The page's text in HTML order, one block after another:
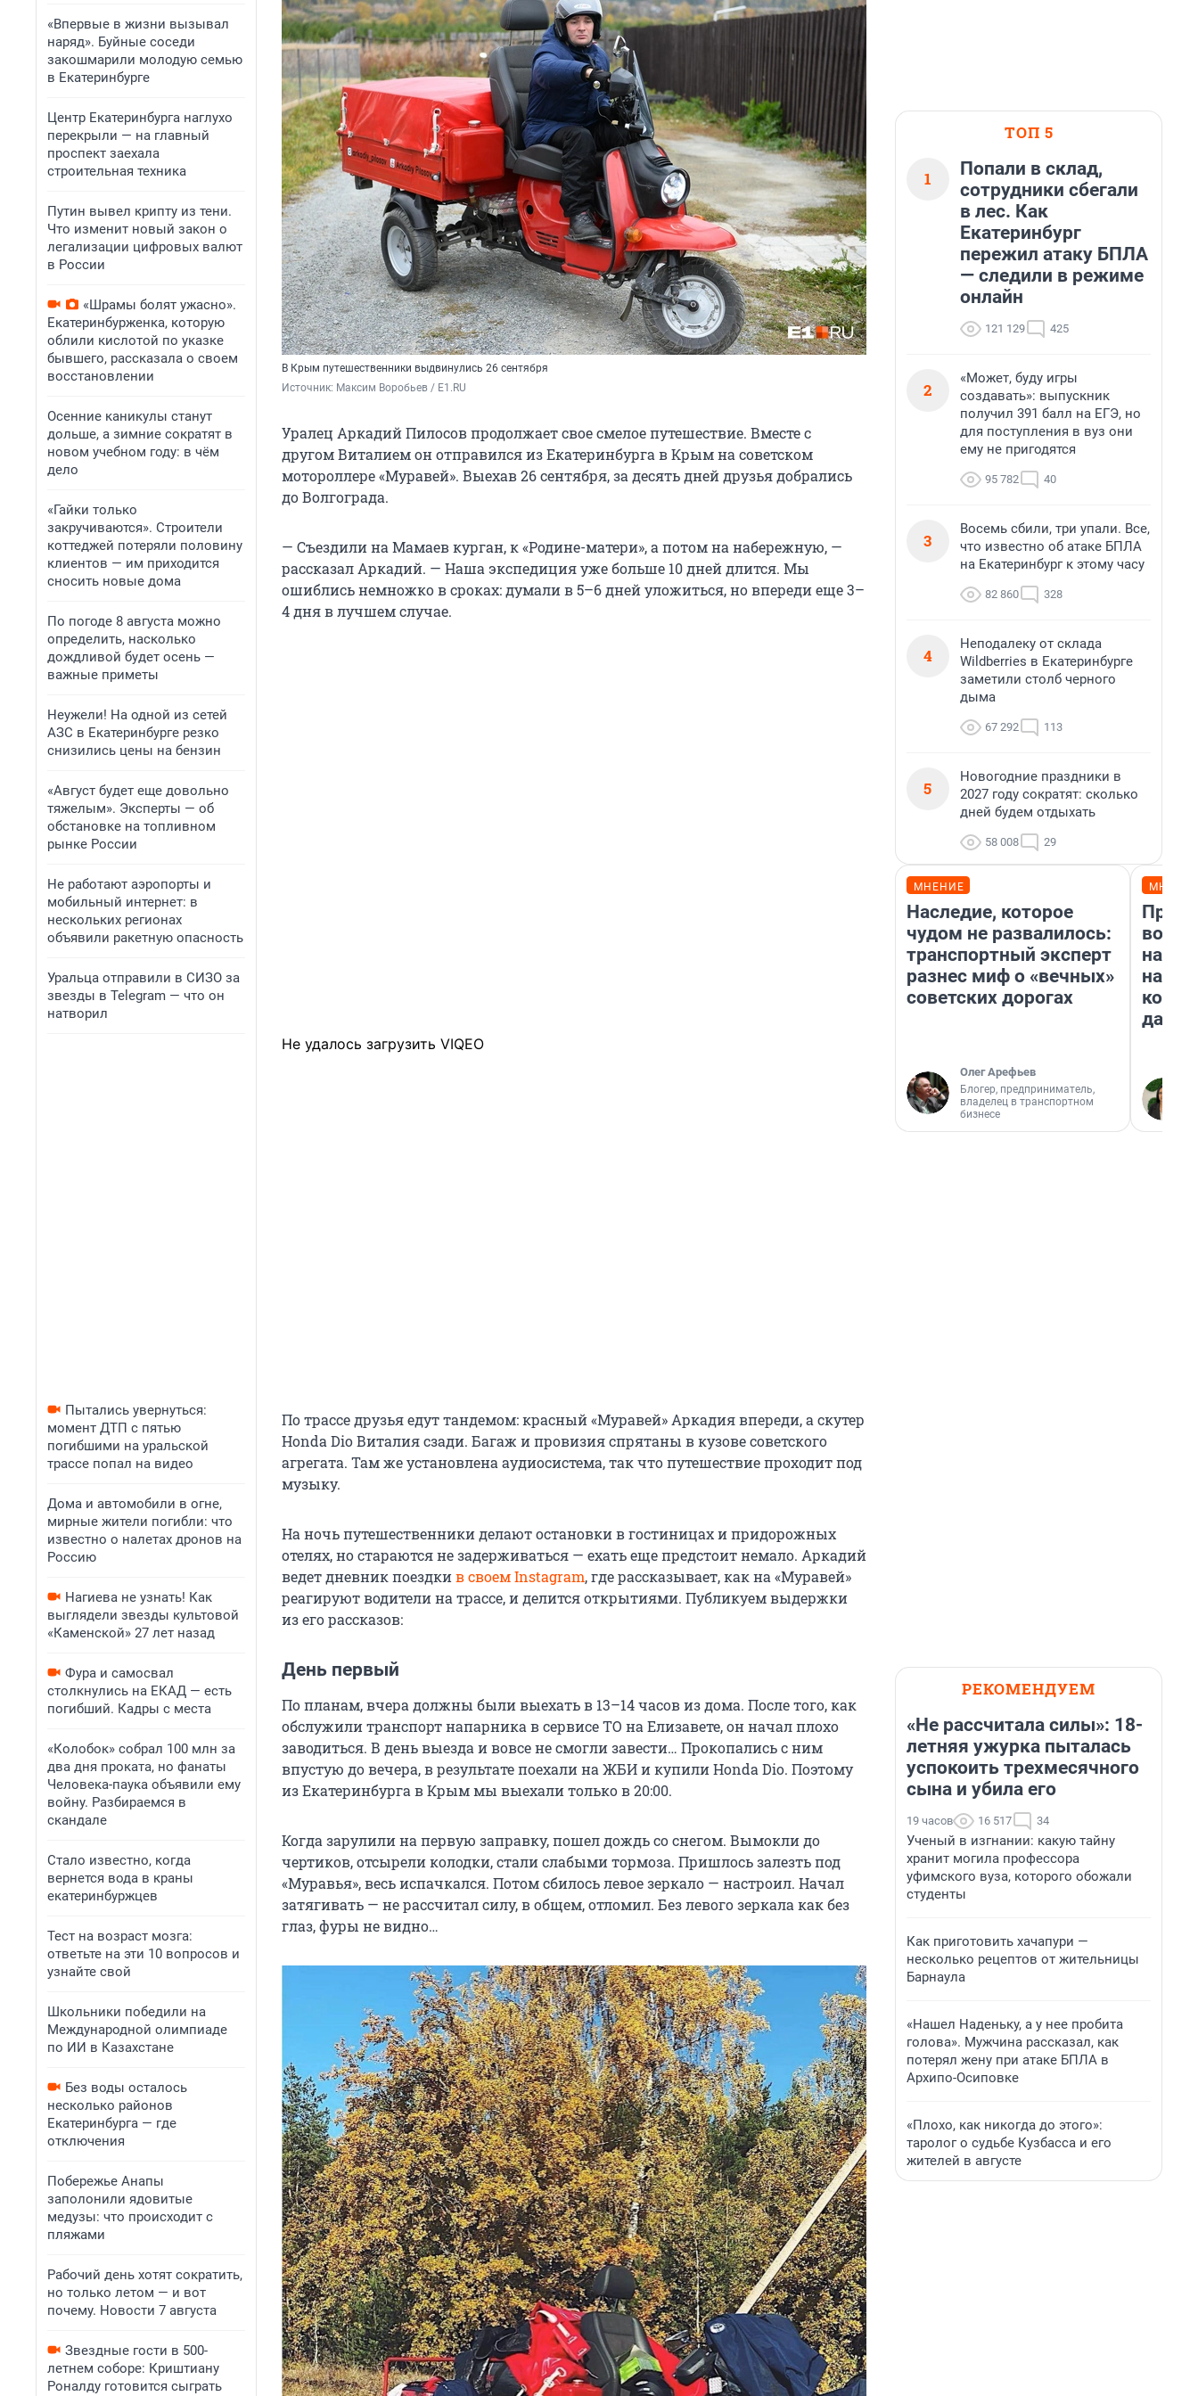
«Впервые в жизни вызывал
наряд». Буйные соседи
закошмарили молодую семью
в Екатеринбурге
Центр Екатеринбурга наглухо
перекрыли — на главный
проспект заехала
строительная техника
Путин вывел крипту из тени.
Что изменит новый закон о
легализации цифровых валют
в России
«Шрамы болят ужасно».
Екатеринбурженка, которую
облили кислотой по указке
бывшего, рассказала о своем
восстановлении
Осенние каникулы станут
дольше, а зимние сократят в
новом учебном году: в чём
дело
«Гайки только
закручиваются». Строители
коттеджей потеряли половину
клиентов — им приходится
сносить новые дома
По погоде 8 августа можно
определить, насколько
дождливой будет осень —
важные приметы
Неужели! На одной из сетей
АЗС в Екатеринбурге резко
снизились цены на бензин
«Август будет еще довольно
тяжелым». Эксперты — об
обстановке на топливном
рынке России
Не работают аэропорты и
мобильный интернет: в
нескольких регионах
объявили ракетную опасность
Уральца отправили в СИЗО за
звезды в Telegram — что он
натворил
Пытались увернуться:
момент ДТП с пятью
погибшими на уральской
трассе попал на видео
Дома и автомобили в огне,
мирные жители погибли: что
известно о налетах дронов на
Россию
Нагиева не узнать! Как
выглядели звезды культовой
«Каменской» 27 лет назад
Фура и самосвал
столкнулись на ЕКАД — есть
погибший. Кадры с места
«Колобок» собрал 100 млн за
два дня проката, но фанаты
Человека-паука объявили ему
войну. Разбираемся в
скандале
Стало известно, когда
вернется вода в краны
екатеринбуржцев
Тест на возраст мозга:
ответьте на эти 10 вопросов и
узнайте свой
Школьники победили на
Международной олимпиаде
по ИИ в Казахстане
Без воды осталось
несколько районов
Екатеринбурга — где
отключения
Побережье Анапы
заполонили ядовитые
медузы: что происходит с
пляжами
Рабочий день хотят сократить,
но только летом — и вот
почему. Новости 7 августа
Звездные гости в 500-
летнем соборе: Криштиану
Роналду готовится сыграть
В Крым путешественники выдвинулись 26 сентября
Источник: Максим Воробьев / E1.RU
Уралец Аркадий Пилосов продолжает свое смелое путешествие. Вместе с
другом Виталием он отправился из Екатеринбурга в Крым на советском
мотороллере «Муравей». Выехав 26 сентября, за десять дней друзья добрались
до Волгограда.
— Съездили на Мамаев курган, к «Родине-матери», а потом на набережную, —
рассказал Аркадий. — Наша экспедиция уже больше 10 дней длится. Мы
ошиблись немножко в сроках: думали в 5–6 дней уложиться, но впереди еще 3–
4 дня в лучшем случае.
Не удалось загрузить VIQEO
По трассе друзья едут тандемом: красный «Муравей» Аркадия впереди, а скутер
Honda Dio Виталия сзади. Багаж и провизия спрятаны в кузове советского
агрегата. Там же установлена аудиосистема, так что путешествие проходит под
музыку.
На ночь путешественники делают остановки в гостиницах и придорожных
отелях, но стараются не задерживаться — ехать еще предстоит немало. Аркадий
ведет дневник поездкив своем Instagram, где рассказывает, как на «Муравей»
реагируют водители на трассе, и делится открытиями. Публикуем выдержки
из его рассказов:
День первый
По планам, вчера должны были выехать в 13–14 часов из дома. После того, как
обслужили транспорт напарника в сервисе ТО на Елизавете, он начал плохо
заводиться. В день выезда и вовсе не смогли завести… Прокопались с ним
впустую до вечера, в результате поехали на ЖБИ и купили Honda Dio. Поэтому
из Екатеринбурга в Крым мы выехали только в 20:00.
Когда зарулили на первую заправку, пошел дождь со снегом. Вымокли до
чертиков, отсырели колодки, стали слабыми тормоза. Пришлось залезть под
«Муравья», весь испачкался. Потом сбилось левое зеркало — настроил. Начал
затягивать — не рассчитал силу, в общем, отломил. Без левого зеркала как без
глаз, фуры не видно…
ТОП 5
1
Попали в склад,
сотрудники сбегали
в лес. Как
Екатеринбург
пережил атаку БПЛА
— следили в режиме
онлайн
121 129 425
2
«Может, буду игры
создавать»: выпускник
получил 391 балл на ЕГЭ, но
для поступления в вуз они
ему не пригодятся
95 782 40
3
Восемь сбили, три упали. Все,
что известно об атаке БПЛА
на Екатеринбург к этому часу
82 860 328
4
Неподалеку от склада
Wildberries в Екатеринбурге
заметили столб черного
дыма
67 292 113
5
Новогодние праздники в
2027 году сократят: сколько
дней будем отдыхать
58 008 29
МНЕНИЕ
Наследие, которое
чудом не развалилось:
транспортный эксперт
разнес миф о «вечных»
советских дорогах
Олег Арефьев
Блогер, предприниматель,
владелец в транспортном
бизнесе
нам
даже
РЕКОМЕНДУЕМ
«Не рассчитала силы»: 18-
летняя ужурка пыталась
успокоить трехмесячного
сына и убила его
19 часов 16 517 34
Ученый в изгнании: какую тайну
хранит могила профессора
уфимского вуза, которого обожали
студенты
Как приготовить хачапури —
несколько рецептов от жительницы
Барнаула
«Нашел Наденьку, а у нее пробита
голова». Мужчина рассказал, как
потерял жену при атаке БПЛА в
Архипо-Осиповке
«Плохо, как никогда до этого»:
таролог о судьбе Кузбасса и его
жителей в августе